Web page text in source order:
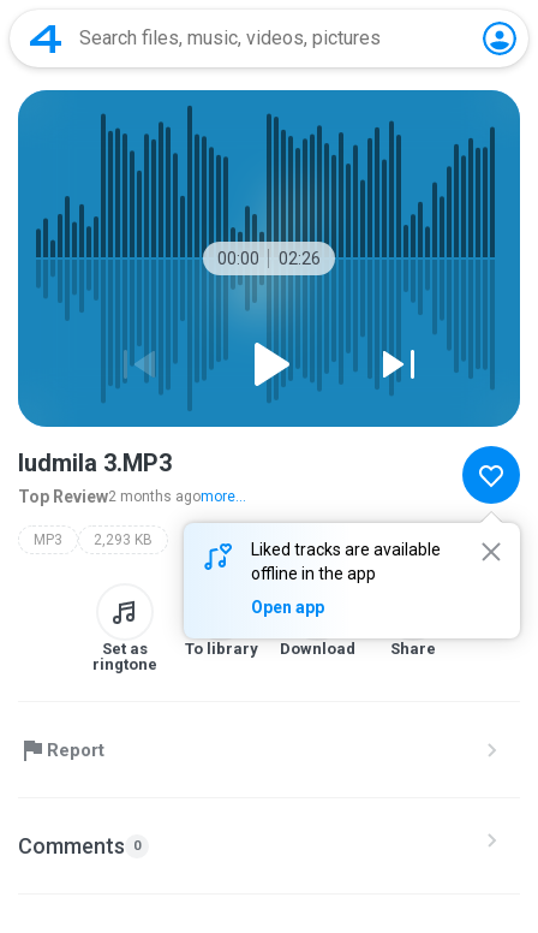
00:00 02:26
Liked tracks are available
offline in the app
Open app
ludmila 3.MP3
Top Review2 months agomore...
MP3 2,293 KB
Set as
ringtone
To library Download Share
Report
Comments 0